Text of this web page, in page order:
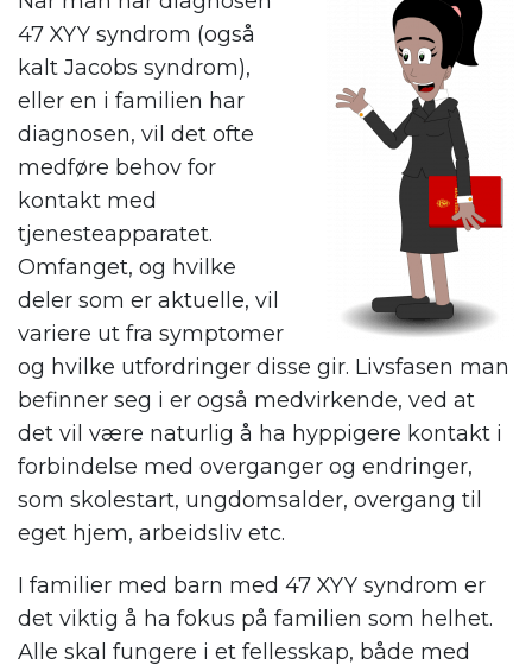
47 XYY syndrom (også
kalt Jacobs syndrom),
eller en i familien har
diagnosen, vil det ofte
medføre behov for
kontakt med
tjenesteapparatet.
Omfanget, og hvilke
deler som er aktuelle, vil
variere ut fra symptomer
og hvilke utfordringer disse gir. Livsfasen man
befinner seg i er også medvirkende, ved at
det vil være naturlig å ha hyppigere kontakt i
forbindelse med overganger og endringer,
som skolestart, ungdomsalder, overgang til
eget hjem, arbeidsliv etc.
I familier med barn med 47 XYY syndrom er
det viktig å ha fokus på familien som helhet.
Alle skal fungere i et fellesskap, både med